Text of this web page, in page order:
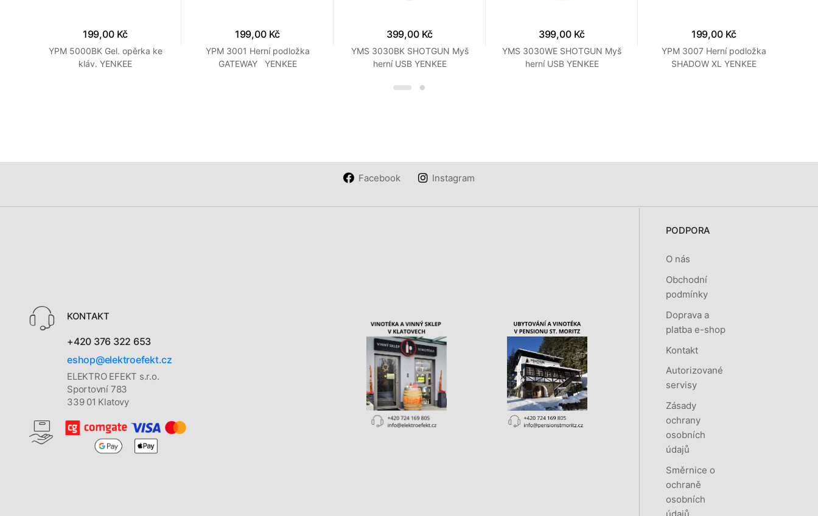
199,00 Kč
YPM 5000BK Gel. opěrka ke
kláv. YENKEE
199,00 Kč
YPM 3001 Herní podložka
GATEWAY YENKEE
399,00 Kč
YMS 3030BK SHOTGUN Myš
herní USB YENKEE
399,00 Kč
YMS 3030WE SHOTGUN Myš
herní USB YENKEE
199,00 Kč
YPM 3007 Herní podložka
SHADOW XL YENKEE
Facebook Instagram
KONTAKT
+420 376 322 653
eshop@elektroefekt.cz
ELEKTRO EFEKT s.r.o.
Sportovní 783
339 01 Klatovy
PODPORA
O nás
Obchodní
podmínky
Doprava a
platba e-shop
Kontakt
Autorizované
servisy
Zásady
ochrany
osobních
údajů
Směrnice o
ochraně
osobních